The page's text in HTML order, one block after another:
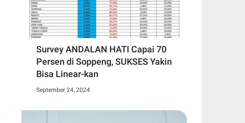
Survey ANDALAN HATI Capai 70
Persen di Soppeng, SUKSES Yakin
Bisa Linear-kan
September 24, 2024